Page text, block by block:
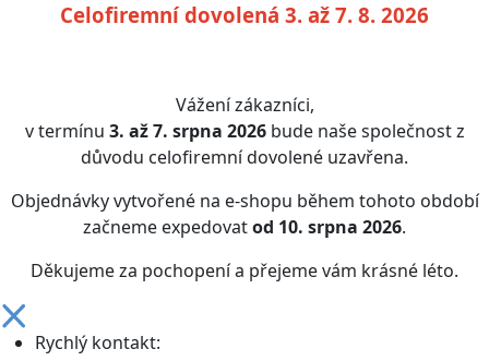
Celofiremní dovolená 3. až 7. 8. 2026
Vážení zákazníci,
v termínu 3. až 7. srpna 2026bude naše společnost z
důvodu celofiremní dovolené uzavřena.
Objednávky vytvořené na e-shopu během tohoto období
začneme expedovatod 10. srpna 2026.
Děkujeme za pochopení a přejeme vám krásné léto.
Rychlý kontakt: